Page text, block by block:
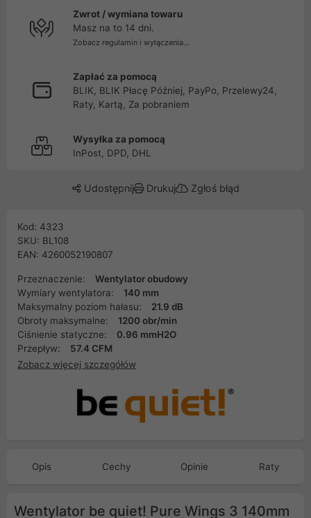
Zwrot / wymiana towaru
Masz na to 14 dni.
Zobacz regulamin i wyłączenia...
Zapłać za pomocą
BLIK, BLIK Płacę Później, PayPo, Przelewy24,
Raty, Kartą, Za pobraniem
Wysyłka za pomocą
InPost, DPD, DHL
Udostępnij Drukuj Zgłoś błąd
Kod: 4323
SKU: BL108
EAN: 4260052190807
Przeznaczenie:
Wentylator obudowy
Wymiary wentylatora:
140 mm
Maksymalny poziom hałasu:
21.9 dB
Obroty maksymalne:
1200 obr/min
Ciśnienie statyczne:
0.96 mmH2O
Przepływ:
57.4 CFM
Zobacz więcej szczegółów
Opis Cechy Opinie Raty
Wentylator be quiet! Pure Wings 3 140mm